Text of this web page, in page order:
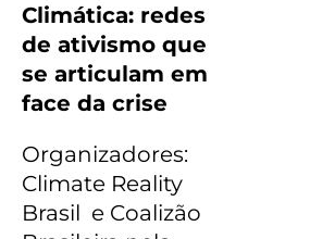
Climática: redes
de ativismo que
se articulam em
face da crise
Organizadores:
Climate Reality
Brasil e Coalizão